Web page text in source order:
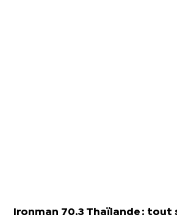
Ironman 70.3 Thaïlande : tout